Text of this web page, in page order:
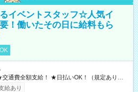
イベントスタッフ☆人気イ
！働いたその日に給料もら
現金GET♪ お仕事後はコンビニATMから 日払
給あり